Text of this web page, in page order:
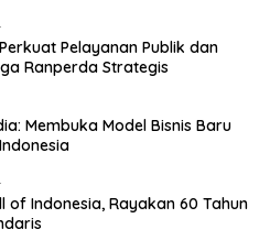
Pelayanan Publik dan
Ranperda Strategis
Membuka Model Bisnis Baru
of Indonesia, Rayakan 60 Tahun